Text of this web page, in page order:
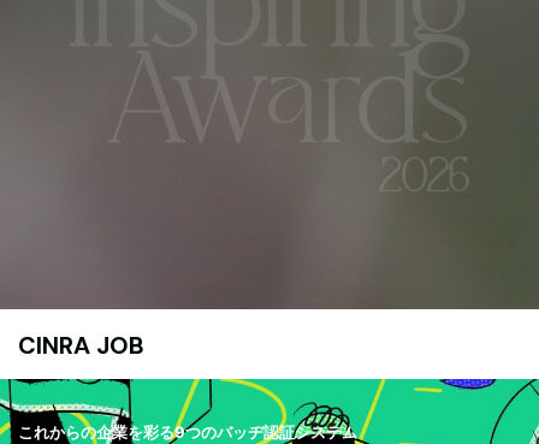
CINRA JOB
これからの企業を彩る9つのバッヂ認証システム